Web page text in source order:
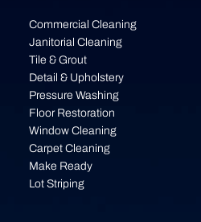
Commercial Cleaning
Janitorial Cleaning
Tile & Grout
Detail & Upholstery
Pressure Washing
Floor Restoration
Window Cleaning
Carpet Cleaning
Make Ready
Lot Striping